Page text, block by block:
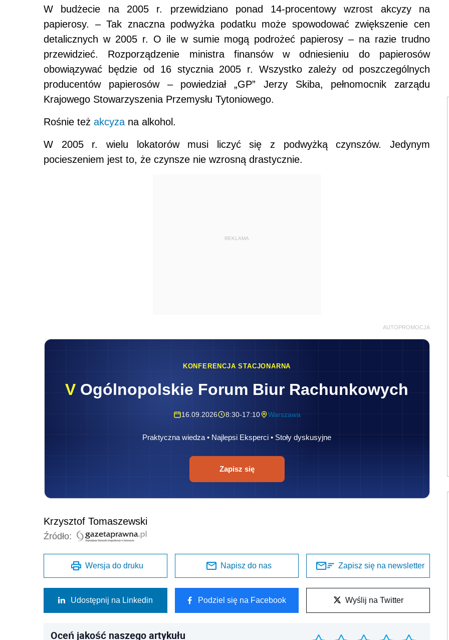
W budżecie na 2005 r. przewidziano ponad 14-procentowy wzrost akcyzy na
papierosy. – Tak znaczna podwyżka podatku może spowodować zwiększenie cen
detalicznych w 2005 r. O ile w sumie mogą podrożeć papierosy – na razie trudno
przewidzieć. Rozporządzenie ministra finansów w odniesieniu do papierosów
obowiązywać będzie od 16 stycznia 2005 r. Wszystko zależy od poszczególnych
producentów papierosów – powiedział „GP” Jerzy Skiba, pełnomocnik zarządu
Krajowego Stowarzyszenia Przemysłu Tytoniowego.
Rośnie też akcyza na alkohol.
W 2005 r. wielu lokatorów musi liczyć się z podwyżką czynszów. Jedynym
pocieszeniem jest to, że czynsze nie wzrosną drastycznie.
REKLAMA
AUTOPROMOCJA
KONFERENCJA STACJONARNA
V Ogólnopolskie Forum Biur Rachunkowych
16.09.2026 8:30-17:10 Warszawa
Praktyczna wiedza • Najlepsi Eksperci • Stoły dyskusyjne
Zapisz się
Krzysztof Tomaszewski
Źródło:
Wersja do druku Napisz do nas Zapisz się na newsletter
Udostępnij na Linkedin Podziel się na Facebook Wyślij na Twitter
Oceń jakość naszego artykułu